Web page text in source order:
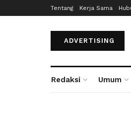
Tentang Kerja Sama
ADVERTISING
Redaksi Umum